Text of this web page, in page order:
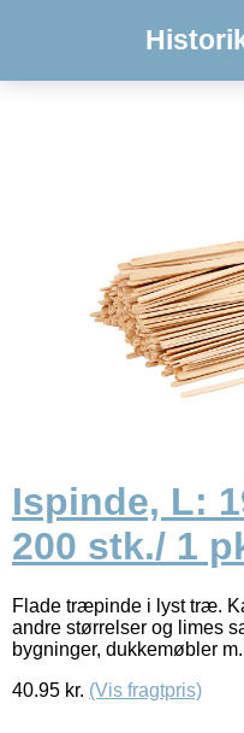
Ispinde, L:
200 stk./ 1
Flade træpinde i lyst træ.
andre størrelser og limes
bygninger, dukkemøbler
40.95 kr. (Vis fragtpris)